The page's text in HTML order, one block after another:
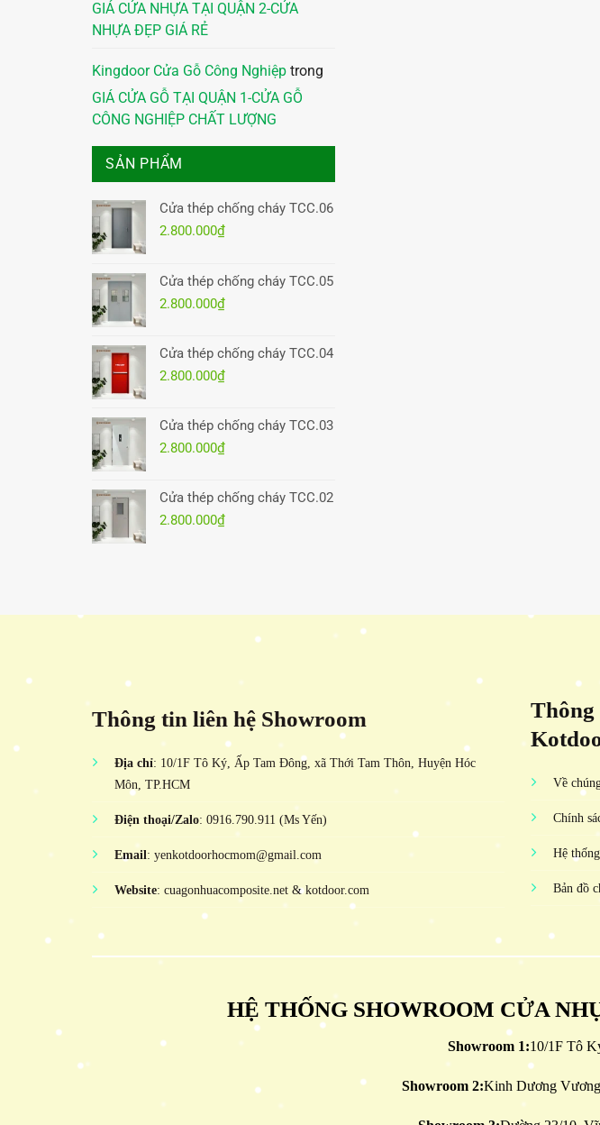
GIÁ CỬA NHỰA TẠI QUẬN 2-CỬA
NHỰA ĐẸP GIÁ RẺ
Kingdoor Cửa Gỗ Công Nghiệp trong
GIÁ CỬA GỖ TẠI QUẬN 1-CỬA GỖ
CÔNG NGHIỆP CHẤT LƯỢNG
SẢN PHẨM
Cửa thép chống cháy TCC.06
2.800.000₫
Cửa thép chống cháy TCC.05
2.800.000₫
Cửa thép chống cháy TCC.04
2.800.000₫
Cửa thép chống cháy TCC.03
2.800.000₫
Cửa thép chống cháy TCC.02
2.800.000₫
Thông tin liên hệ Showroom
Địa chỉ: 10/1F Tô Ký, Ấp Tam Đông, xã Thới Tam Thôn, Huyện Hóc
Môn, TP.HCM
Điện thoại/Zalo: 0916.790.911 (Ms Yến)
Email: yenkotdoorhocmom@gmail.com
Website: cuagonhuacomposite.net & kotdoor.com
Thông
Về
Chính
Hệ
Bản đồ
HỆ THỐNG SHOWROOM CỬA
Showroom 1:10/1F Tô
Showroom 2:Kinh Dương